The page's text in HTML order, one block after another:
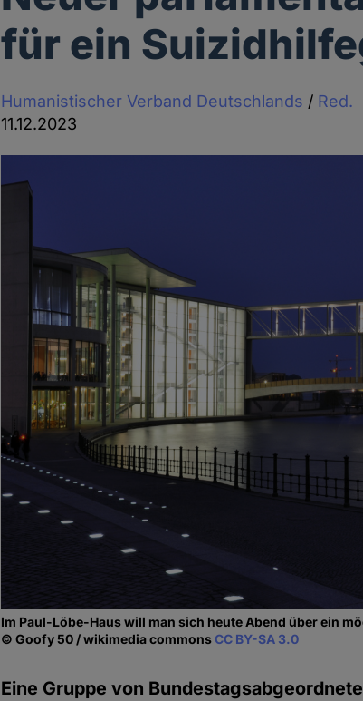
für ein
Humanistischer Verband Deutschlands / Red.
11.12.2023
Im Paul-Löbe-Haus will man sich heute Abend über ein
© Goofy 50 / wikimedia commonsCC BY-SA 3.0
Eine Gruppe von